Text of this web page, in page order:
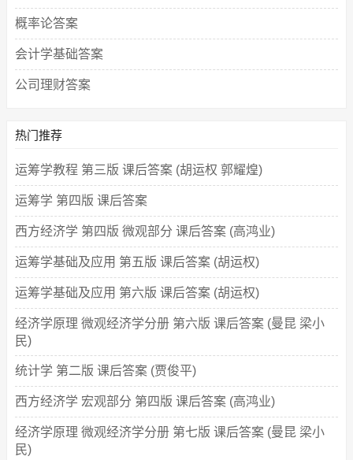
概率论答案
会计学基础答案
公司理财答案
热门推荐
运筹学教程 第三版 课后答案 (胡运权 郭耀煌)
运筹学 第四版 课后答案
西方经济学 第四版 微观部分 课后答案 (高鸿业)
运筹学基础及应用 第五版 课后答案 (胡运权)
运筹学基础及应用 第六版 课后答案 (胡运权)
经济学原理 微观经济学分册 第六版 课后答案 (曼昆 梁小
民)
统计学 第二版 课后答案 (贾俊平)
西方经济学 宏观部分 第四版 课后答案 (高鸿业)
经济学原理 微观经济学分册 第七版 课后答案 (曼昆 梁小
民)